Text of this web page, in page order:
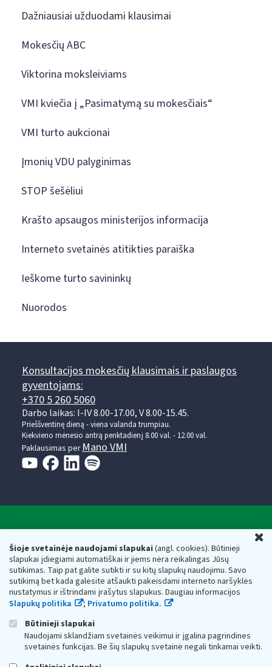
Šioje svetainėje naudojami slapukai(angl. cookies). Būtinieji
slapukai įdiegiami automatiškai ir jiems nėra reikalingas Jūsų
sutikimas. Taip pat galite sutikti ir su kitų slapukų naudojimu. Savo
sutikimą bet kada galėsite atšaukti pakeisdami interneto naršyklės
nustatymus ir ištrindami įrašytus slapukus. Daugiau informacijos
Slapukų politika
; Privatumo politika.
Būtinieji slapukai
Naudojami sklandžiam svetainės veikimui ir įgalina pagrindines
svetainės funkcijas. Be šių slapukų svetainė negali tinkamai veikti.
Dažniausiai užduodami klausimai
Mokesčių ABC
Viktorina moksleiviams
VMI kviečia į „Pasimatymą su mokesčiais“
VMI turto aukcionai
Įmonių VDU palyginimas
STOP šešėliui
Krašto apsaugos ministerijos informacija
Interneto svetainės atitikties paraiška
Ieškome turto savininkų
Nuorodos
Konsultacijos mokesčių klausimais ir paslaugos
gyventojams:
+370 5 260 5060
Darbo laikas: I-IV 8.00-17.00, V 8.00-15.45.
Prieššventinę dieną - viena valanda trumpiau.
Kiekvieno mėnesio antrą penktadienį 8.00 val. - 12.00 val.
Paklausimas per Mano VMI
Respublikos finansų ministerijos
Biudžetinė įstaiga. Juridinio asmens kodas — 188659752,
adresas: Vasario 16-osios g. 14, 01107 Vilnius, Lietuva, el.paštas:
vmi@vmi.lt, E. pristatymo dėžutės adresas 188659752
Duomenys apie Valstybinę mokesčių inspekciją prie Lietuvos
Respublikos finansų ministerijos kaupiami ir saugomi Juridinių